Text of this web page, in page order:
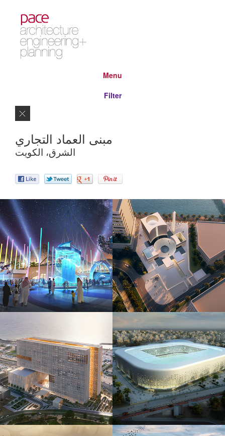
Menu
Filter
مبنى العماد التجاري
الشرق، الكويت